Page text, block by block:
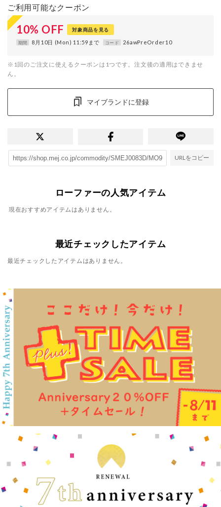
ご利用可能なクーポン
10% OFF 対象商品を見る
期間 8月10日 (Mon) 11:59まで コード 26awPreOrder10
※1回のご注文に使えるクーポンは1つです。注文後の適用はできませ
ん。
マイブランドに登録
URLをコピー
ローファーの人気アイテム
現在おすすめアイテムはありません。
最近チェックしたアイテム
最近チェックしたアイテムはありません。